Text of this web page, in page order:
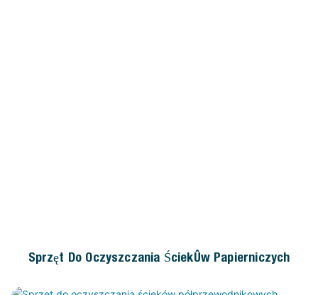
Sprzęt Do Oczyszczania Ścieków Papierniczych